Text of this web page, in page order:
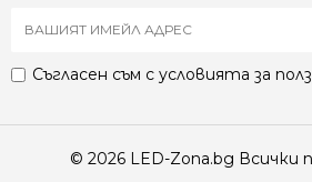
Съгласен съм с условията за
© 2026 LED-Zona.bg Всички